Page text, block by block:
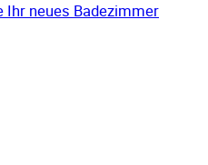
Ihr neues Badezimmer